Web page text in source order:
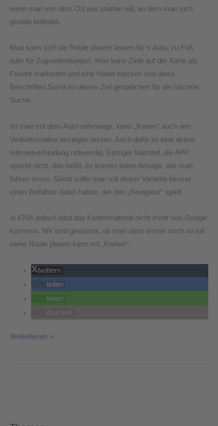
wenn man von dem Ort aus starten will, an dem man sich
gerade befindet.
Man kann sich die Route planen lassen für´s Auto, zu Fuß
oder für Zugverbindungen. Man kann Ziele auf der Karte als
Favorit markieren und eine Nadel stecken und diese
Beschriften.Somit ist dieses Ziel gespeichert für die nächste
Suche.
Ist man mit dem Auto unterwegs, kann „Karten“ auch den
Verkehrsstatus anzeigen lassen. Auch dafür ist eine aktive
Internetverbindung notwendig. Einziger Nachteil, die APP
spricht nicht, das heißt, es kommt keine Ansage, wie man
fahren muss. Somit sollte man mit dieser Variante besser
einen Beifahrer dabei haben, der den „Navigator“ spielt.
In iOS6 jedoch wird das Kartenmaterial nicht mehr von Google
kommen. Wir sind gespannt, ob man dann immer noch so toll
seine Route planen kann mit „Karten“.
twittern
teilen
teilen
drucken
Weiterlesen »